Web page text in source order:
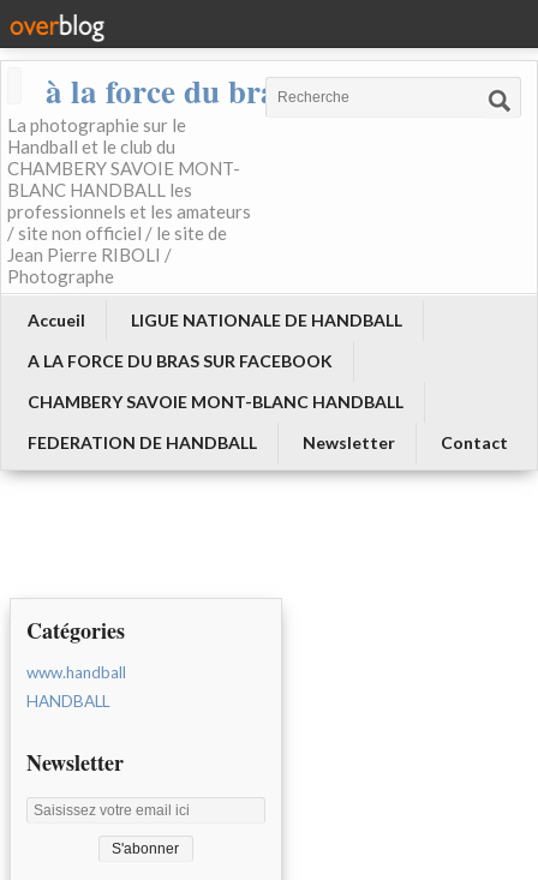
à la force du bras
La photographie sur le
Handball et le club du
CHAMBERY SAVOIE MONT-
BLANC HANDBALL les
professionnels et les amateurs
/ site non officiel / le site de
Jean Pierre RIBOLI /
Photographe
Accueil
LIGUE NATIONALE DE HANDBALL
A LA FORCE DU BRAS SUR FACEBOOK
CHAMBERY SAVOIE MONT-BLANC HANDBALL
FEDERATION DE HANDBALL
Newsletter Contact
Catégories
www.handball
HANDBALL
Newsletter